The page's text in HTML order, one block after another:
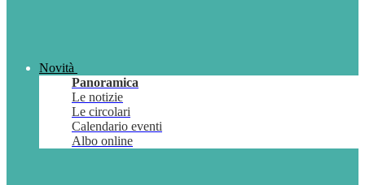
Novità
Panoramica
Le notizie
Le circolari
Calendario eventi
Albo online